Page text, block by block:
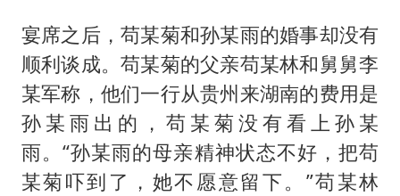
宴席之后，苟某菊和孙某雨的婚事却没有
顺利谈成。苟某菊的父亲苟某林和舅舅李
某军称，他们一行从贵州来湖南的费用是
孙某雨出的，苟某菊没有看上孙某
雨。“孙某雨的母亲精神状态不好，把苟
某菊吓到了，她不愿意留下。”苟某林